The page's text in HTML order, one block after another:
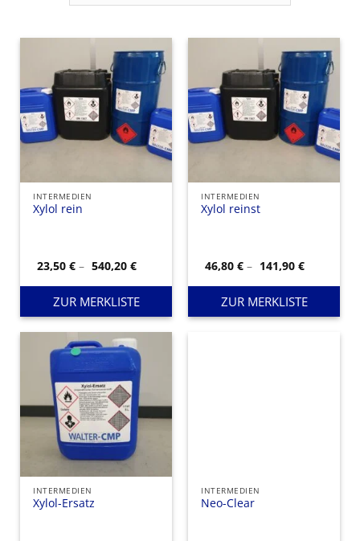
INTERMEDIEN
Xylol rein
23,50€ – 540,20€Preisspanne:
23,50 €
bis
540,20 €
ZUR MERKLISTE
INTERMEDIEN
Xylol reinst
46,80€ – 141,90€
46,80 €
bis
141,90 €
ZUR MERKLISTE
INTERMEDIEN
Xylol-Ersatz
INTERMEDIEN
Neo-Clear